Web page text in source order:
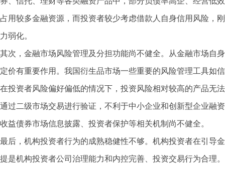
占用较多金融资源，而投资者较少考虑借款人自身信用风险，
力弱化。
其次，金融市场风险管理及分担功能尚不健全。从金融市场自
定价有重要作用。我国衍生品市场一些重要的风险管理工具如
在投资者风险偏好偏低的情况下，投资风险相对较高的产品无
通过二级市场交易进行验证，不利于中小企业和创新型企业融
收益债券市场信息披露、投资者保护等相关机制尚不健全。
最后，机构投资者行为的成熟稳健性不够。机构投资者在引导
提是机构投资者公司治理能力和内控完善、投资交易行为合理